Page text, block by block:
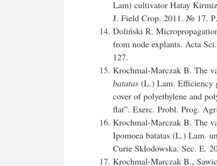
Lam) cultivator Hatay
J. Field Crop. 2011. № 17.
Doliński R.
from node explants. Acta
127.
Krochmal-Marczak B. The
batatas (L.) Lam.
cover of polyethylene and
flat”. Exerc. Probl. Prog.
Krochmal-Marczak B. The
Ipomoea batatas (L.) Lam.
Curie Skłodowska. Sec. E.
Krochmal-Marczak B.,